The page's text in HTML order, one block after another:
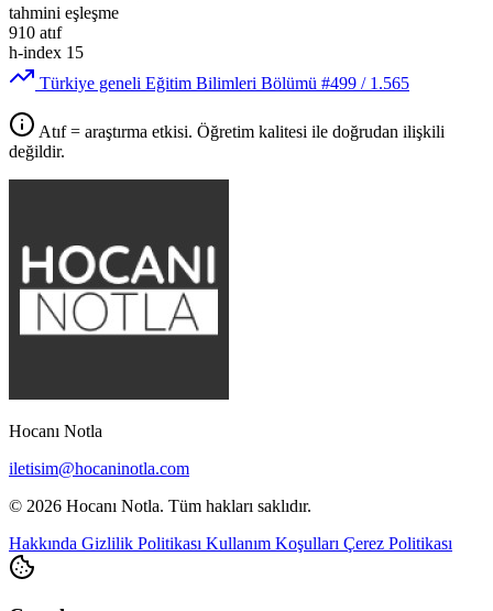
tahmini eşleşme
910 atıf
h-index 15
Türkiye geneli Eğitim Bilimleri Bölümü #499 / 1.565
Atıf = araştırma etkisi. Öğretim kalitesi ile doğrudan ilişkili
değildir.
Hocanı Notla
iletisim@hocaninotla.com
© 2026 Hocanı Notla. Tüm hakları saklıdır.
Hakkında Gizlilik Politikası Kullanım Koşulları Çerez Politikası